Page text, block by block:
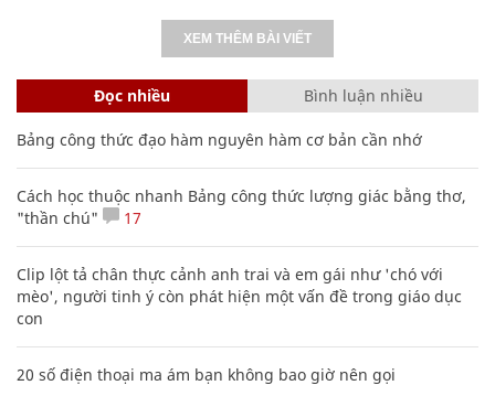
XEM THÊM BÀI VIẾT
Đọc nhiều Bình luận nhiều
Bảng công thức đạo hàm nguyên hàm cơ bản cần nhớ
Cách học thuộc nhanh Bảng công thức lượng giác bằng thơ,
"thần chú"
17
Clip lột tả chân thực cảnh anh trai và em gái như 'chó với
mèo', người tinh ý còn phát hiện một vấn đề trong giáo dục
con
20 số điện thoại ma ám bạn không bao giờ nên gọi